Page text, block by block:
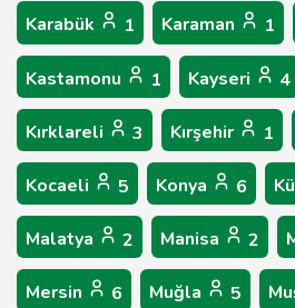
Karabük 1 Karaman 1
Kastamonu 1 Kayseri 4
Kırklareli 3 Kırşehir 1
Kocaeli 5 Konya 6
Malatya 2 Manisa 2
Mersin 6 Muğla 5